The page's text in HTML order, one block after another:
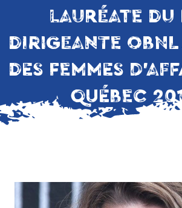
LAURÉATE DU
DIRIGEANTE
DES FEMMES
QUÉBEC